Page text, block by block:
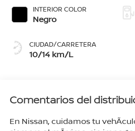
Azul Imperial, Gris
Oxford,
Gris/Negro
INTERIOR COLOR
Negro
CIUDAD/CARRETERA
10/14 km/L
Comentarios del
En Nissan, cuidamos tu